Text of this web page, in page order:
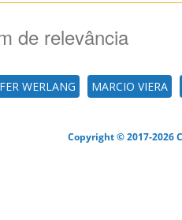
de relevância
WERLANG MARCIO VIERA
Copyright © 2017-2026